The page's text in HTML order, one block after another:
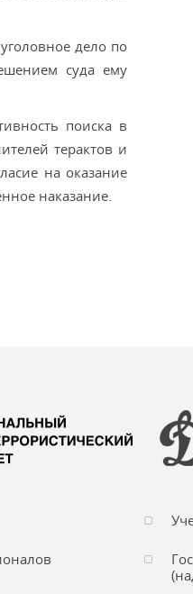
дело по
суда ему
поиска в
терактов и
на оказание
наказание.